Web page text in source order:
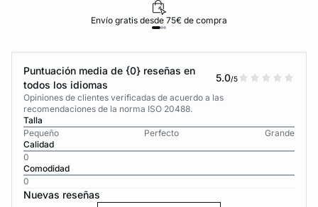
Envío gratis desde 75€ de compra
Puntuación media de {0} reseñas en
todos los idiomas
5.0/5
Opiniones de clientes verificadas de acuerdo a las
recomendaciones de la norma ISO 20488.
Talla
Pequeño
Perfecto
Grande
Calidad
0
Comodidad
0
Nuevas reseñas